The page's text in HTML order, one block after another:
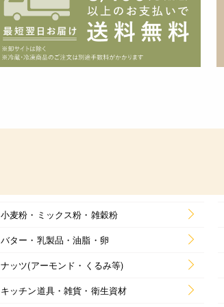
小麦粉・ミックス粉・雑穀粉
バター・乳製品・油脂・卵
ナッツ(アーモンド・くるみ等)
キッチン道具・雑貨・衛生資材